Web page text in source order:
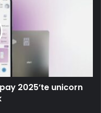
2025’te unicorn